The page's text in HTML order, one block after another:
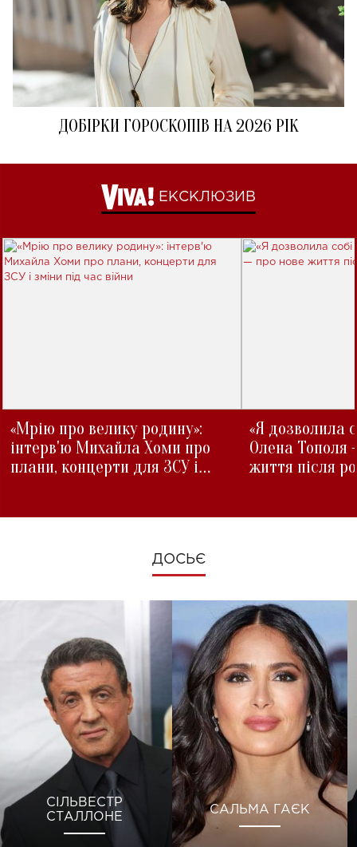
ДОБІРКИ ГОРОСКОПІВ НА 2026 РІК
ЕКСКЛЮЗИВ
«Мрію про велику родину»:
інтерв'ю Михайла Хоми про
плани, концерти для ЗСУ і
«Я дозволила
Олена Тополя
життя після
ДОСЬЄ
СІЛЬВЕСТР
СТАЛЛОНЕ
САЛЬМА ГАЄК